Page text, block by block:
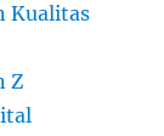
Kualitas
Z